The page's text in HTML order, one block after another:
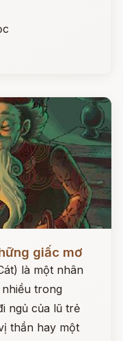
giấc mơ
là một nhân
trong
ngủ của lũ trẻ
thần hay một